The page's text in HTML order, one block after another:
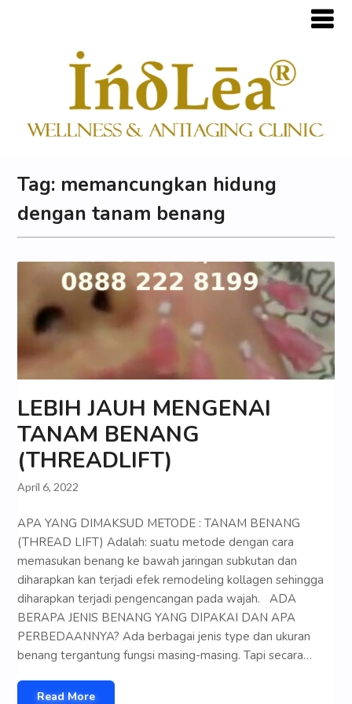
Tag: memancungkan hidung
dengan tanam benang
LEBIH JAUH MENGENAI
TANAM BENANG
(THREADLIFT)
April 6, 2022
APA YANG DIMAKSUD METODE : TANAM BENANG
(THREAD LIFT) Adalah: suatu metode dengan cara
memasukan benang ke bawah jaringan subkutan dan
diharapkan kan terjadi efek remodeling kollagen sehingga
diharapkan terjadi pengencangan pada wajah. ADA
BERAPA JENIS BENANG YANG DIPAKAI DAN APA
PERBEDAANNYA? Ada berbagai jenis type dan ukuran
benang tergantung fungsi masing-masing. Tapi secara…
Read More